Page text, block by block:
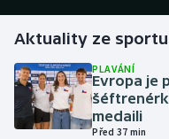
Golf
Gymnastika
Házená
Aktuality ze sportu
PLAVÁNÍ
Evropa je
medaili
Před 37 min